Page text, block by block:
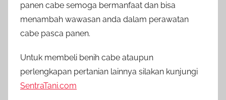
panen cabe semoga bermanfaat dan bisa
menambah wawasan anda dalam perawatan
cabe pasca panen.
Untuk membeli benih cabe ataupun
perlengkapan pertanian lainnya silakan kunjungi
SentraTani.com